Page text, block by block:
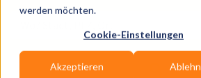
werden möchten.
Cookie-Einstellungen
Akzeptieren